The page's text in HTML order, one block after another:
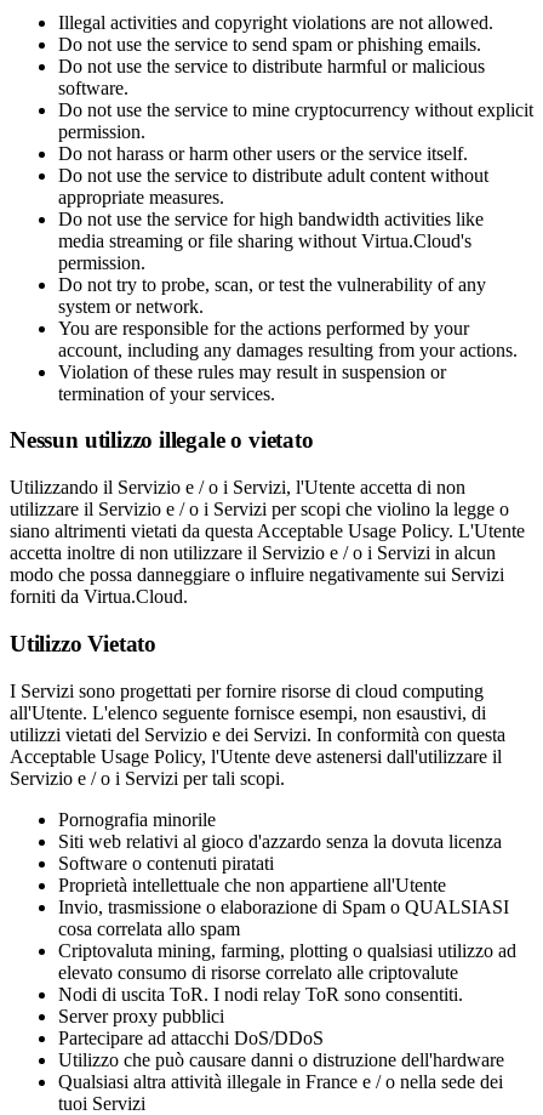
Illegal activities and copyright violations are not allowed.
Do not use the service to send spam or phishing emails.
Do not use the service to distribute harmful or malicious
software.
Do not use the service to mine cryptocurrency without explicit
permission.
Do not harass or harm other users or the service itself.
Do not use the service to distribute adult content without
appropriate measures.
Do not use the service for high bandwidth activities like
media streaming or file sharing without Virtua.Cloud's
permission.
Do not try to probe, scan, or test the vulnerability of any
system or network.
You are responsible for the actions performed by your
account, including any damages resulting from your actions.
Violation of these rules may result in suspension or
termination of your services.
Nessun utilizzo illegale o vietato
Utilizzando il Servizio e / o i Servizi, l'Utente accetta di non
utilizzare il Servizio e / o i Servizi per scopi che violino la legge o
siano altrimenti vietati da questa Acceptable Usage Policy. L'Utente
accetta inoltre di non utilizzare il Servizio e / o i Servizi in alcun
modo che possa danneggiare o influire negativamente sui Servizi
forniti da Virtua.Cloud.
Utilizzo Vietato
I Servizi sono progettati per fornire risorse di cloud computing
all'Utente. L'elenco seguente fornisce esempi, non esaustivi, di
utilizzi vietati del Servizio e dei Servizi. In conformità con questa
Acceptable Usage Policy, l'Utente deve astenersi dall'utilizzare il
Servizio e / o i Servizi per tali scopi.
Pornografia minorile
Siti web relativi al gioco d'azzardo senza la dovuta licenza
Software o contenuti piratati
Proprietà intellettuale che non appartiene all'Utente
Invio, trasmissione o elaborazione di Spam o QUALSIASI
cosa correlata allo spam
Criptovaluta mining, farming, plotting o qualsiasi utilizzo ad
elevato consumo di risorse correlato alle criptovalute
Nodi di uscita ToR. I nodi relay ToR sono consentiti.
Server proxy pubblici
Partecipare ad attacchi DoS/DDoS
Utilizzo che può causare danni o distruzione dell'hardware
Qualsiasi altra attività illegale in France e / o nella sede dei
tuoi Servizi